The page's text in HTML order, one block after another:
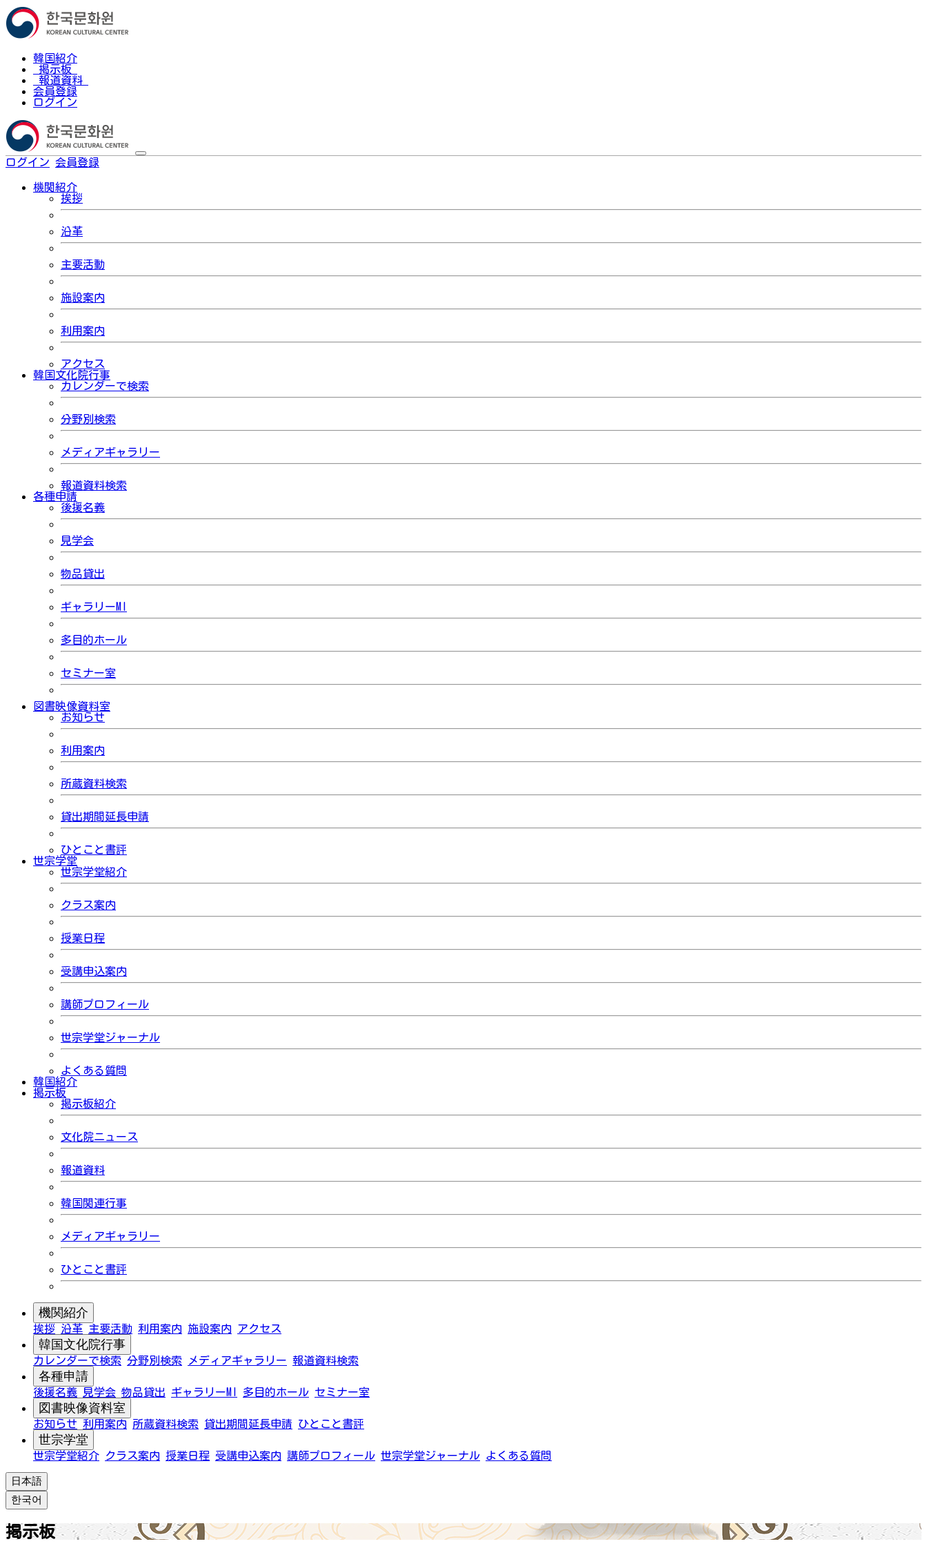
韓国紹介
掲示板
報道資料
会員登録
ログイン
ログイン 会員登録
機関紹介
挨拶
沿革
主要活動
施設案内
利用案内
アクセス
韓国文化院行事
カレンダーで検索
分野別検索
メディアギャラリー
報道資料検索
各種申請
後援名義
見学会
物品貸出
ギャラリーMI
多目的ホール
セミナー室
図書映像資料室
お知らせ
利用案内
所蔵資料検索
貸出期間延長申請
ひとこと書評
世宗学堂
世宗学堂紹介
クラス案内
授業日程
受講申込案内
講師プロフィール
世宗学堂ジャーナル
よくある質問
韓国紹介
掲示板
掲示板紹介
文化院ニュース
報道資料
韓国関連行事
メディアギャラリー
ひとこと書評
機関紹介
挨拶 沿革 主要活動 利用案内 施設案内 アクセス
韓国文化院行事
カレンダーで検索 分野別検索 メディアギャラリー 報道資料検索
各種申請
後援名義 見学会 物品貸出 ギャラリーMI 多目的ホール セミナー室
図書映像資料室
お知らせ 利用案内 所蔵資料検索 貸出期間延長申請 ひとこと書評
世宗学堂
世宗学堂紹介 クラス案内 授業日程 受講申込案内 講師プロフィール 世宗学堂ジャーナル よくある質問
日本語
한국어
掲示板